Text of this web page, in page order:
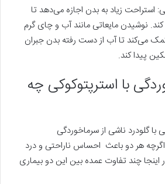
استراحت زیاد به بدن اجازه می‌دهد تا
کند. نوشیدن مایعاتی مانند آب و چای گرم
می‌کند تا آب از دست رفته بدن جبران
پیدا کند.
با استرپتوکوکی چه
با گلودرد ناشی از سرماخوردگی
اگرچه هر دو باعث احساس ناراحتی و درد
اینجا چند تفاوت عمده بین این دو بیماری